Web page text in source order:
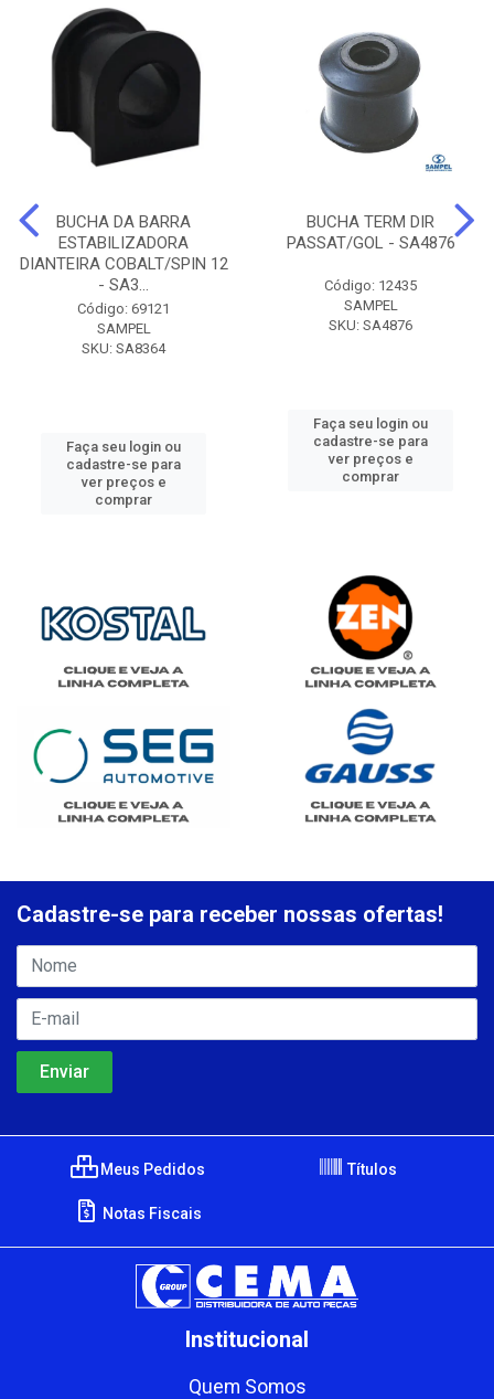
BUCHA DA BARRA
ESTABILIZADORA
DIANTEIRA COBALT/SPIN 12
- SA3...
Código: 69121
SAMPEL
SKU: SA8364
Faça seu login ou
cadastre-se para
ver preços e
comprar
BUCHA TERM DIR
PASSAT/GOL - SA4876
Código: 12435
SAMPEL
SKU: SA4876
Faça seu login ou
cadastre-se para
ver preços e
comprar
Cadastre-se para receber nossas ofertas!
Meus Pedidos Títulos
Notas Fiscais
Institucional
Quem Somos